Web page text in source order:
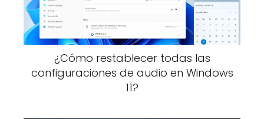
¿Cómo restablecer todas las
configuraciones de audio en Windows
11?